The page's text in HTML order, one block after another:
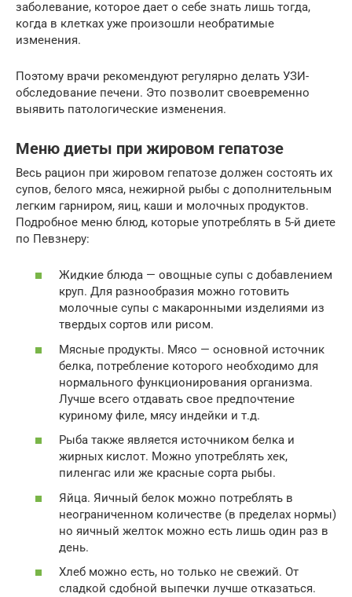
заболевание, которое дает о себе знать лишь тогда,
когда в клетках уже произошли необратимые
изменения.
Поэтому врачи рекомендуют регулярно делать УЗИ-
обследование печени. Это позволит своевременно
выявить патологические изменения.
Меню диеты при жировом гепатозе
Весь рацион при жировом гепатозе должен состоять их
супов, белого мяса, нежирной рыбы с дополнительным
легким гарниром, яиц, каши и молочных продуктов.
Подробное меню блюд, которые употреблять в 5-й диете
по Певзнеру:
Жидкие блюда — овощные супы с добавлением
круп. Для разнообразия можно готовить
молочные супы с макаронными изделиями из
твердых сортов или рисом.
Мясные продукты. Мясо — основной источник
белка, потребление которого необходимо для
нормального функционирования организма.
Лучше всего отдавать свое предпочтение
куриному филе, мясу индейки и т.д.
Рыба также является источником белка и
жирных кислот. Можно употреблять хек,
пиленгас или же красные сорта рыбы.
Яйца. Яичный белок можно потреблять в
неограниченном количестве (в пределах нормы)
но яичный желток можно есть лишь один раз в
день.
Хлеб можно есть, но только не свежий. От
сладкой сдобной выпечки лучше отказаться.